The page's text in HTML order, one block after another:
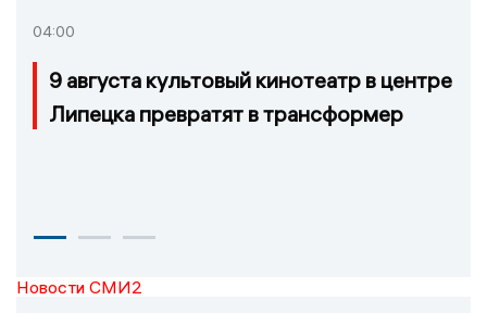
04:00
9 августа культовый кинотеатр в центре
Липецка превратят в трансформер
Новости СМИ2